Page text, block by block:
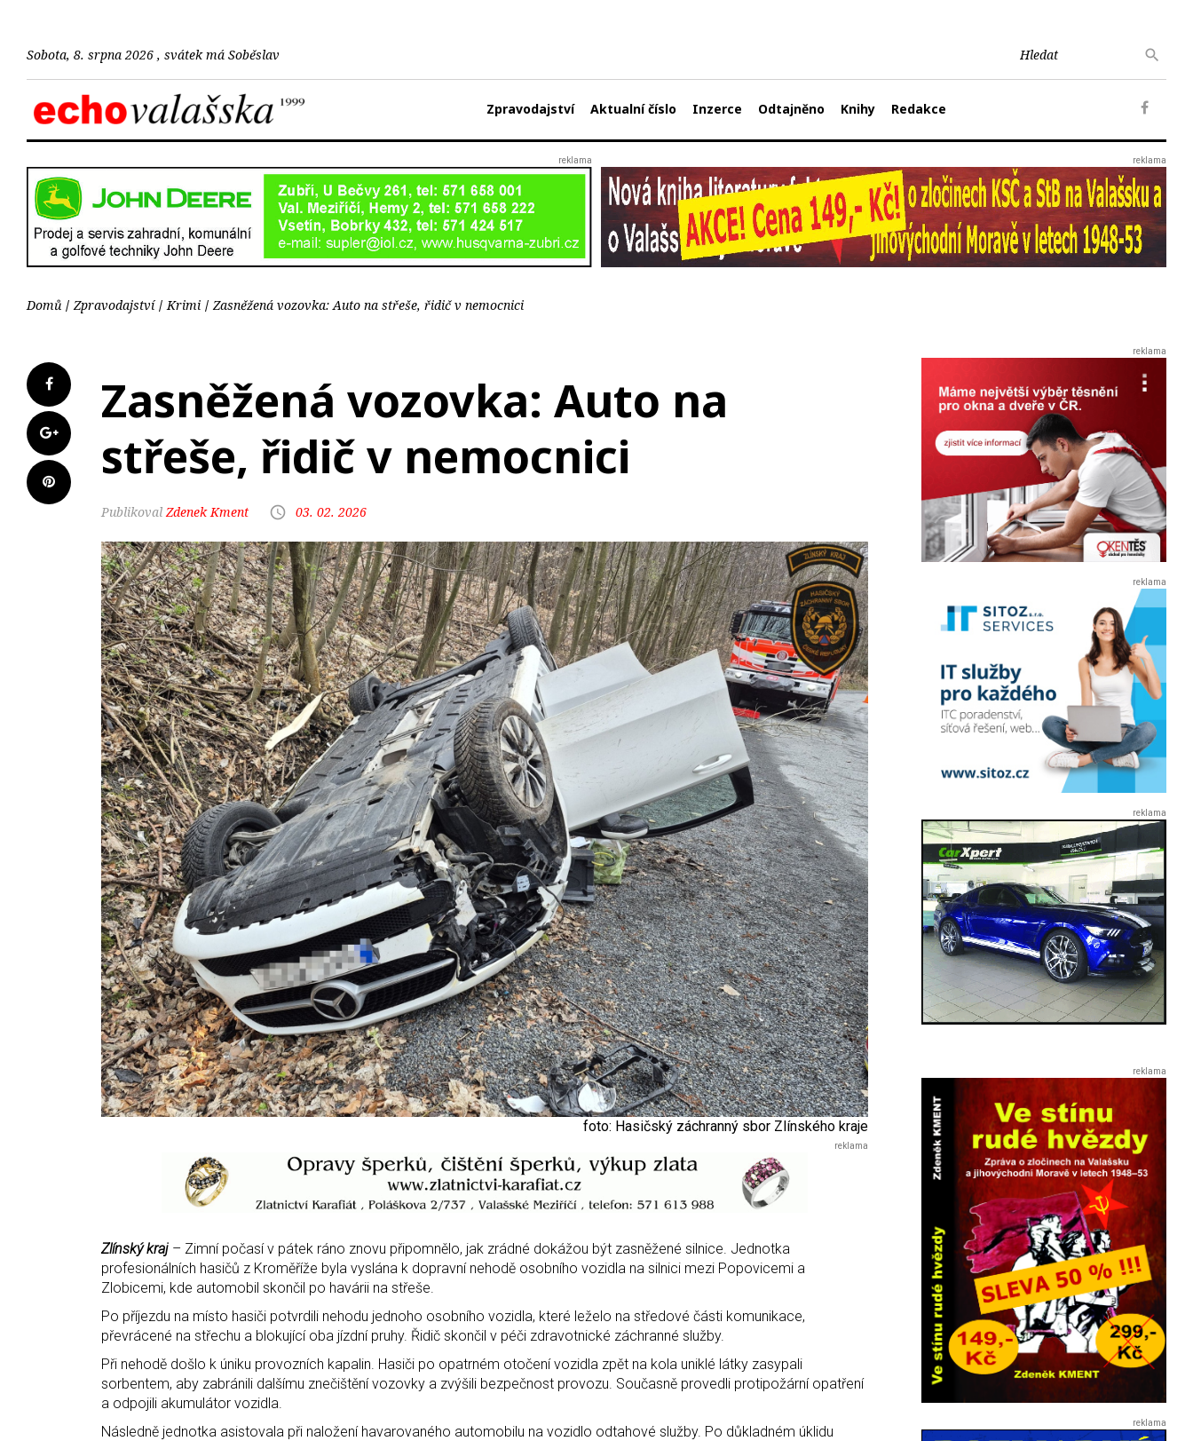
Sobota, 8. srpna 2026 , svátek má Soběslav
Zpravodajství Aktualní číslo Inzerce Odtajněno Knihy Redakce
Domů Zpravodajství Krimi Zasněžená vozovka: Auto na střeše, řidič v nemocnici
Zasněžená vozovka: Auto na
střeše, řidič v nemocnici
Zdenek Kment 03. 02. 2026
foto: Hasičský záchranný sbor Zlínského kraje
Zlínský kraj – Zimní počasí v pátek ráno znovu připomnělo, jak zrádné dokážou být zasněžené silnice. Jednotka
profesionálních hasičů z Kroměříže byla vyslána k dopravní nehodě osobního vozidla na silnici mezi Popovicemi a
Zlobicemi, kde automobil skončil po havárii na střeše.
Po příjezdu na místo hasiči potvrdili nehodu jednoho osobního vozidla, které leželo na středové části komunikace,
převrácené na střechu a blokující oba jízdní pruhy. Řidič skončil v péči zdravotnické záchranné služby.
Při nehodě došlo k úniku provozních kapalin. Hasiči po opatrném otočení vozidla zpět na kola uniklé látky zasypali
sorbentem, aby zabránili dalšímu znečištění vozovky a zvýšili bezpečnost provozu. Současně provedli protipožární opatření
a odpojili akumulátor vozidla.
Následně jednotka asistovala při naložení havarovaného automobilu na vozidlo odtahové služby. Po důkladném úklidu